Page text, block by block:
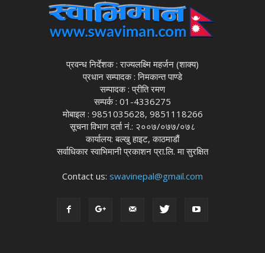
प्रवन्ध निर्देशक : राज्यलक्ष्मि महर्जन (शाक्य)
प्रधान सम्पादक : निमकान्त पाण्डे
सम्पादक : प्रीति रमण
सम्पर्क : 01-4336275
मोबाइल : 9851035628, 9851118266
सूचना विभाग दर्ता नं.: २००७/०७७/०७८
कार्यालय: बल्खु हाइट, काठमाडौं
सर्वाधिकार स्वाभिमानी प्रकाशन प्रा.लि. मा सुरक्षित
Contact us: swavinepal@gmail.com